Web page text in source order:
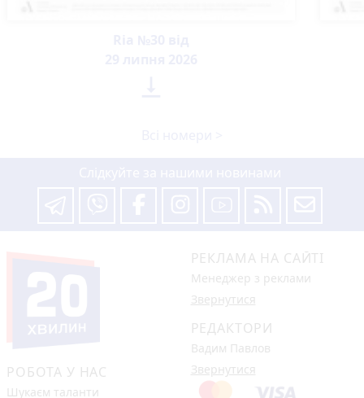
РОБОТА У НАС
Шукаєм таланти
РЕКЛАМА НА САЙТІ
Менеджер з реклами
Звернутися
РЕДАКТОРИ
Вадим Павлов
Звернутися